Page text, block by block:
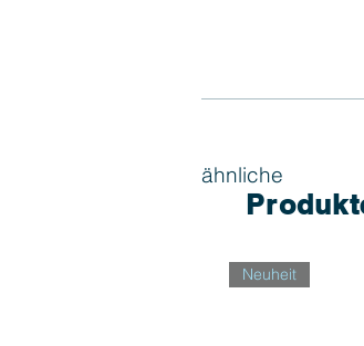
ähnliche
Neuheit